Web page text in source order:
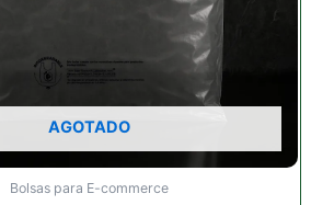
AGOTADO
Bolsas para E-commerce